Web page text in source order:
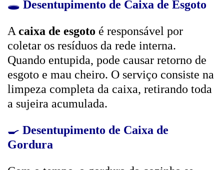
🕳️ Desentupimento de Caixa de Esgoto
A caixa de esgoto é responsável por
coletar os resíduos da rede interna.
Quando entupida, pode causar retorno de
esgoto e mau cheiro. O serviço consiste na
limpeza completa da caixa, retirando toda
a sujeira acumulada.
🍳 Desentupimento de Caixa de
Gordura